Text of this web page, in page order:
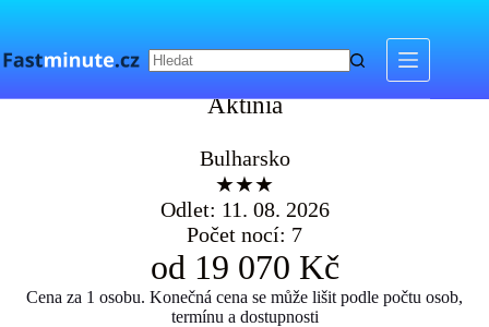
Aktinia
Aktinia
Bulharsko
★★★
Odlet: 11. 08. 2026
Počet nocí: 7
od 19 070 Kč
Cena za 1 osobu. Konečná cena se může lišit podle počtu osob,
termínu a dostupnosti